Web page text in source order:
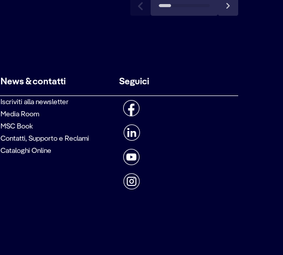
News & contatti
Iscriviti alla newsletter
Media Room
MSC Book
Contatti, Supporto e Reclami
Cataloghi Online
Seguici